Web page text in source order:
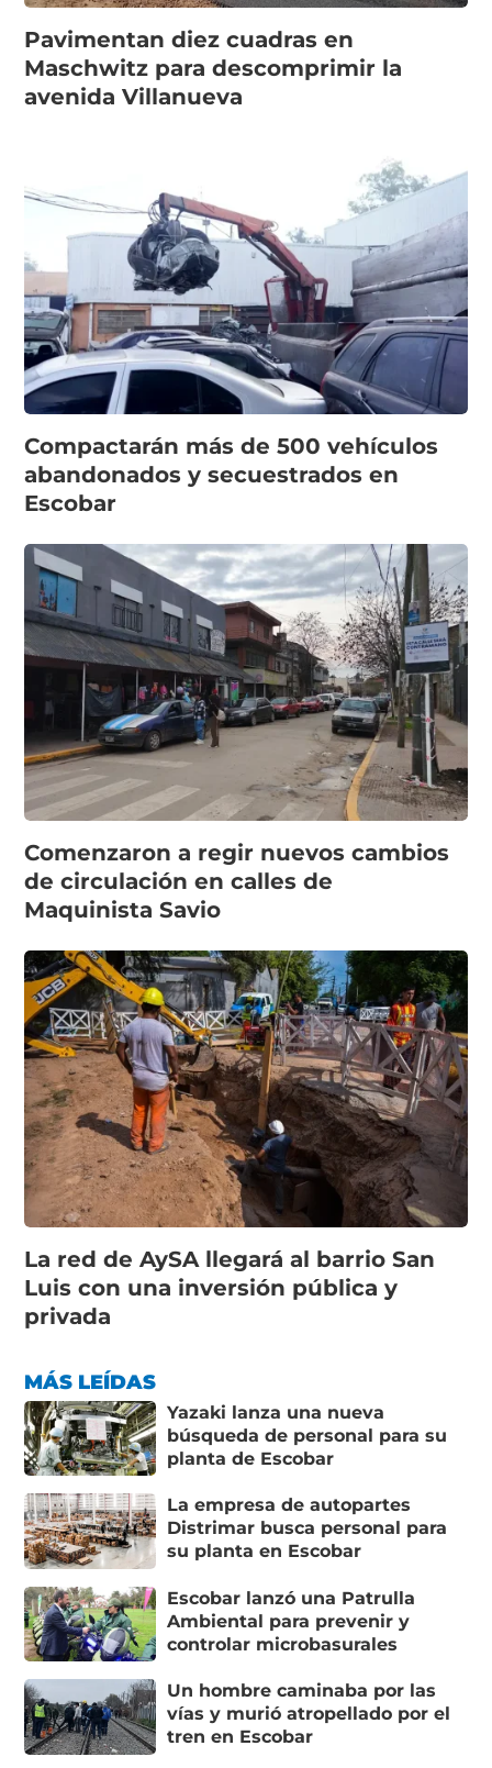
Pavimentan diez cuadras en
Maschwitz para descomprimir la
avenida Villanueva
Compactarán más de 500 vehículos
abandonados y secuestrados en
Escobar
Comenzaron a regir nuevos cambios
de circulación en calles de
Maquinista Savio
La red de AySA llegará al barrio San
Luis con una inversión pública y
privada
MÁS LEÍDAS
Yazaki lanza una nueva
búsqueda de personal para su
planta de Escobar
La empresa de autopartes
Distrimar busca personal para
su planta en Escobar
Escobar lanzó una Patrulla
Ambiental para prevenir y
controlar microbasurales
Un hombre caminaba por las
vías y murió atropellado por el
tren en Escobar